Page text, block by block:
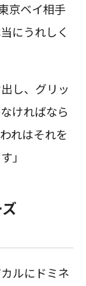
京ベイ相手
にうれしく
し、グリッ
ければなら
れはそれを
」
ルにドミネ